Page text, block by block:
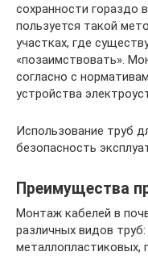
сохранности гораздо
пользуется такой
участках, где
«позаимствовать».
согласно с
устройства
Использование труб
безопасность
Преимущества
Монтаж кабелей в
различных видов
металлопластиковых,